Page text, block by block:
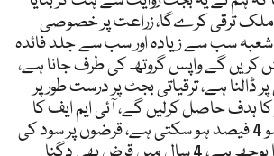
ملک ترقی کرےگا، زراعت پر خصوصی
سب سے زیادہ اور سب سے جلد فائدہ
کریں گے واپس گروتھ کی طرف جانا ہے،
ڈالنا ہے، ترقیاتی بجٹ پر درست طور پر
ہدف حاصل کرلیں گے، آئی ایم ایف کا
خیال ہےکہ شرح نمو 4 فیصد ہو سکتی ہے، قرضوں پر سود کی